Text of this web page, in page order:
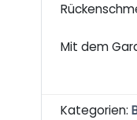
Mit dem
Kategorien: